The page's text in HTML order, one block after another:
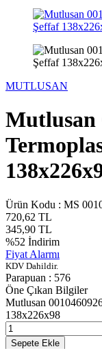
MUTLUSAN
Mutlusan
Ürün Kodu : MS
720,62 TL
345,90 TL
%52 İndirim
Fiyat Alarmı
KDV Dahildir.
Parapuan : 576
Öne Çıkan Bilgiler
Mutlusan
138x226x98
Sepete Ekle